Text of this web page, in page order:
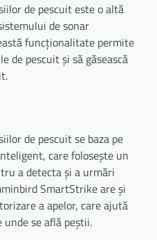
de pescuit este o altă
de sonar
funcționalitate permite
de pescuit și să găsească
de pescuit se baza pe
care folosește un
a detecta și a urmări
SmartStrike are și
a apelor, care ajută
unde se află peștii.